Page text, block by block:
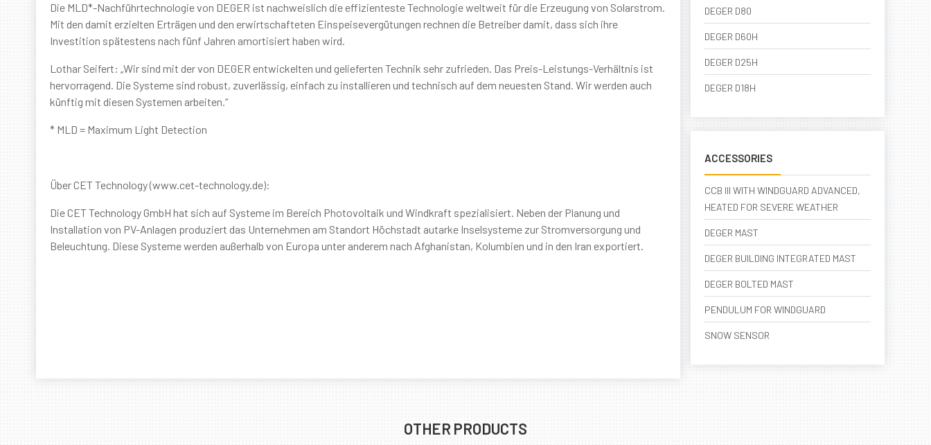
Die MLD*-Nachführtechnologie von DEGER ist nachweislich die effizienteste Technologie weltweit für die Erzeugung von Solarstrom.
Mit den damit erzielten Erträgen und den erwirtschafteten Einspeisevergütungen rechnen die Betreiber damit, dass sich ihre
Investition spätestens nach fünf Jahren amortisiert haben wird.
Lothar Seifert: „Wir sind mit der von DEGER entwickelten und gelieferten Technik sehr zufrieden. Das Preis-Leistungs-Verhältnis ist
hervorragend. Die Systeme sind robust, zuverlässig, einfach zu installieren und technisch auf dem neuesten Stand. Wir werden auch
künftig mit diesen Systemen arbeiten.“
* MLD = Maximum Light Detection
Über CET Technology (www.cet-technology.de):
Die CET Technology GmbH hat sich auf Systeme im Bereich Photovoltaik und Windkraft spezialisiert. Neben der Planung und
Installation von PV-Anlagen produziert das Unternehmen am Standort Höchstadt autarke Inselsysteme zur Stromversorgung und
Beleuchtung. Diese Systeme werden außerhalb von Europa unter anderem nach Afghanistan, Kolumbien und in den Iran exportiert.
DEGER D80
DEGER D60H
DEGER D25H
DEGER D18H
ACCESSORIES
CCB III WITH WINDGUARD ADVANCED,
HEATED FOR SEVERE WEATHER
DEGER MAST
DEGER BUILDING INTEGRATED MAST
DEGER BOLTED MAST
PENDULUM FOR WINDGUARD
SNOW SENSOR
OTHER PRODUCTS